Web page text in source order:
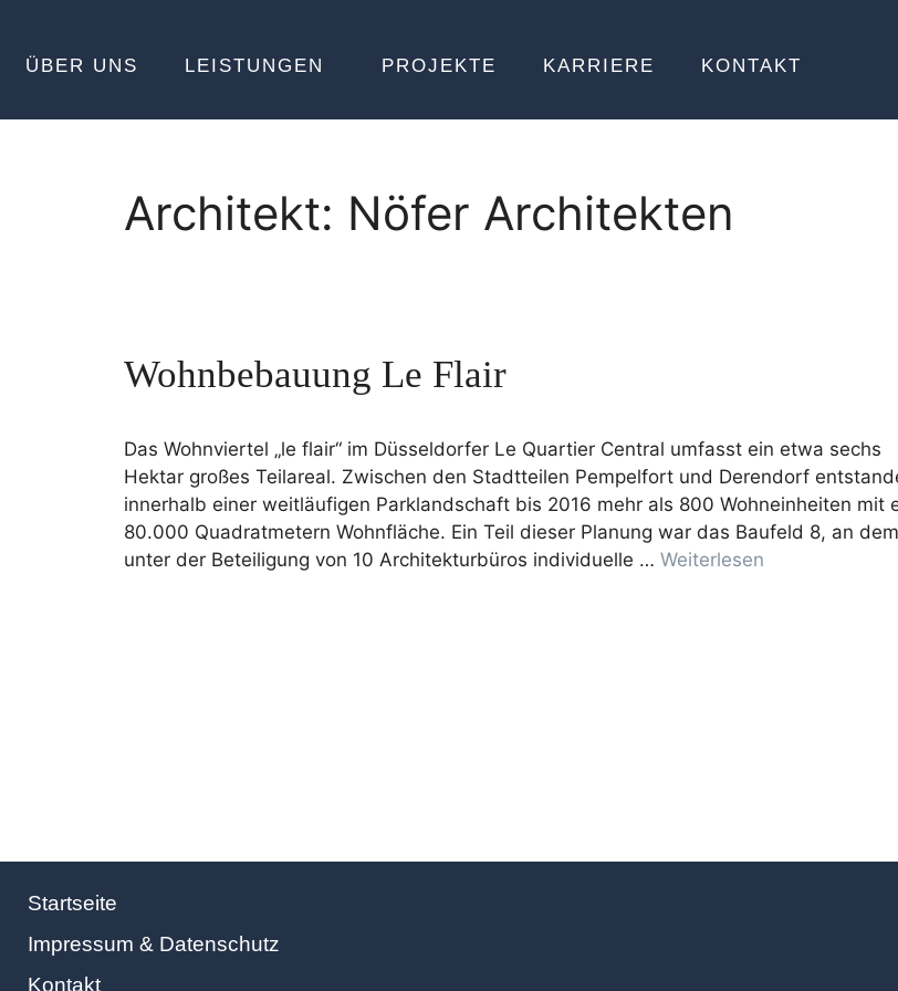
ÜBER UNS LEISTUNGEN PROJEKTE KARRIERE KONTAKT
Architekt: Nöfer Architekten
Wohnbebauung Le Flair
Das Wohnviertel „le flair“ im Düsseldorfer Le Quartier Central umfasst ein etwa sechs
Hektar großes Teilareal. Zwischen den Stadtteilen Pempelfort und Derendorf
innerhalb einer weitläufigen Parklandschaft bis 2016 mehr als 800 Wohneinheiten mit
80.000 Quadratmetern Wohnfläche. Ein Teil dieser Planung war das Baufeld 8, an dem
unter der Beteiligung von 10 Architekturbüros individuelle … Weiterlesen
Startseite
Impressum & Datenschutz
Kontakt